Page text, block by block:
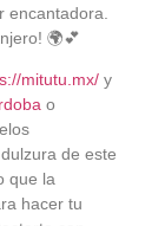
encantadora.
🌍💕
mitutu.mx/ y
o
de este
que la
hacer tu